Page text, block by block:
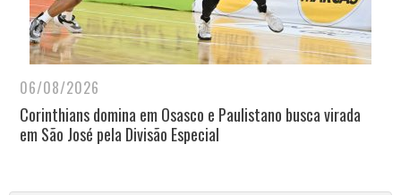
06/08/2026
Corinthians domina em Osasco e Paulistano busca virada
em São José pela Divisão Especial